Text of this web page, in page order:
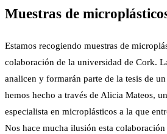
Muestras de
Estamos recogiendo muestras de
colaboración de la universidad de Cork.
analicen y formarán parte de la tesis de
hemos hecho a través de Alicia Mateos,
especialista en microplásticos a la que
Nos hace mucha ilusión esta